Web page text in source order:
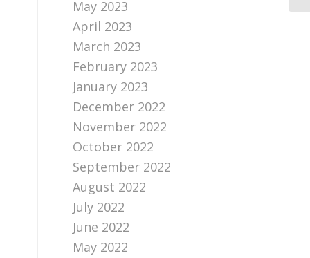
May 2023
April 2023
March 2023
February 2023
January 2023
December 2022
November 2022
October 2022
September 2022
August 2022
July 2022
June 2022
May 2022